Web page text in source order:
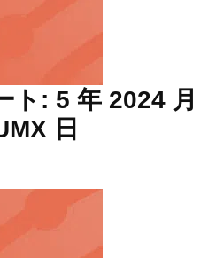
ト: 5 年 2024 月
日